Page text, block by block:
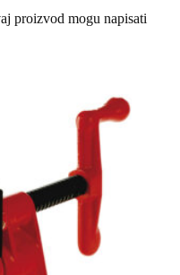
proizvod mogu napisati